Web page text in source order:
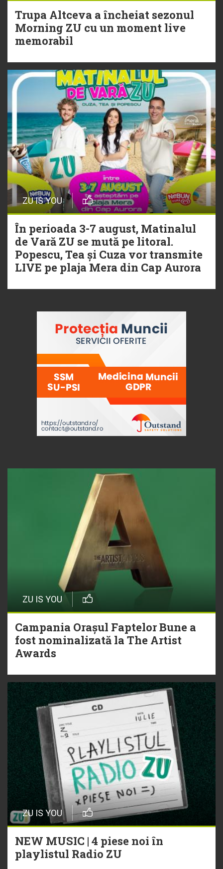
20 Iulie
Torpedoul lui Morar: Theo Rose -
Trupa Altceva a încheiat sezonul
Morning ZU cu un moment live
memorabil
ZU IS YOU
În perioada 3-7 august, Matinalul
de Vară ZU se mută pe litoral.
Popescu, Tea și Cuza vor transmite
LIVE pe plaja Mera din Cap Aurora
ZU IS YOU
Campania Orașul Faptelor Bune a
fost nominalizată la The Artist
Awards
ZU IS YOU
NEW MUSIC | 4 piese noi în
playlistul Radio ZU